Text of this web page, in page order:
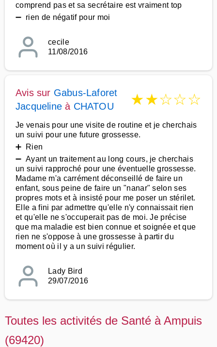
comprend pas et sa secrétaire est vraiment top
➖ rien de négatif pour moi
cecile
11/08/2016
Avis sur Gabus-Laforet
Jacqueline à CHATOU ★★☆☆☆
Je venais pour une visite de routine et je cherchais
un suivi pour une future grossesse.
➕ Rien
➖ Ayant un traitement au long cours, je cherchais
un suivi rapproché pour une éventuelle grossesse.
Madame m'a carrément déconseillé de faire un
enfant, sous peine de faire un "nanar" selon ses
propres mots et à insisté pour me poser un stérilet.
Elle a fini par admettre qu'elle n'y connaissait rien
et qu'elle ne s'occuperait pas de moi. Je précise
que ma maladie est bien connue et soignée et que
rien ne s'oppose à une grossesse à partir du
moment où il y a un suivi régulier.
Lady Bird
29/07/2016
Toutes les activités de Santé à Ampuis
(69420)